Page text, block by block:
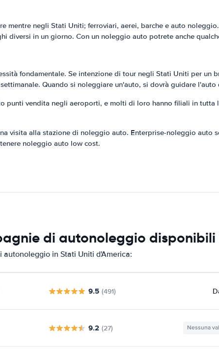
mentre negli Stati Uniti; ferroviari, aerei, barche e auto
diversi in un giorno. Con un noleggio auto potrete anche
fondamentale. Se intenzione di tour negli Stati Uniti per
Quando si noleggiare un'auto, si dovrà guidare
punti vendita negli aeroporti, e molti di loro hanno filiali in
visita alla stazione di noleggio auto. Enterprise-noleggio
noleggio auto low cost.
di autonoleggio
in Stati Uniti d'America:
9.5 (491)
9.2 (27) Nessuna